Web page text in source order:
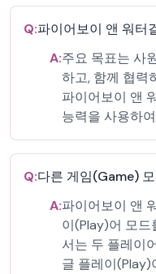
Q:파이어보이 앤 워터
A:주요 목표는 사
하고, 함께 협력
파이어보이 앤
능력을 사용하
Q:다른 게임(Game)
A:파이어보이 앤
이(Play)어 모드
서는 두 플레이
글 플레이